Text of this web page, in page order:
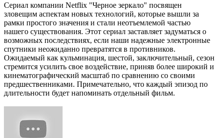
Сериал компании Netflix "Черное зеркало" посвящен
зловещим аспектам новых технологий, которые вышли за
рамки простого значения и стали неотъемлемой частью
нашего существования. Этот сериал заставляет задуматься о
возможных последствиях, если наши надежные электронные
спутники неожиданно превратятся в противников.
Ожидаемый как кульминация, шестой, заключительный, сезон
стремится усилить свое воздействие, приняв более широкий и
кинематографический масштаб по сравнению со своими
предшественниками. Примечательно, что каждый эпизод по
длительности будет напоминать отдельный фильм.